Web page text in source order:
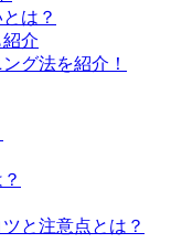
は？
介
グ法を紹介！
と注意点とは？